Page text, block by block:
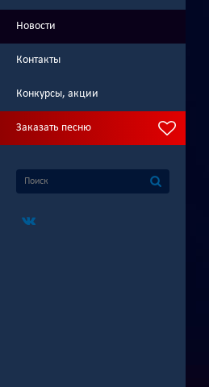
Новости
Контакты
Конкурсы, акции
Заказать песню